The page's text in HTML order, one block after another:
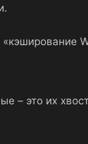
– это их